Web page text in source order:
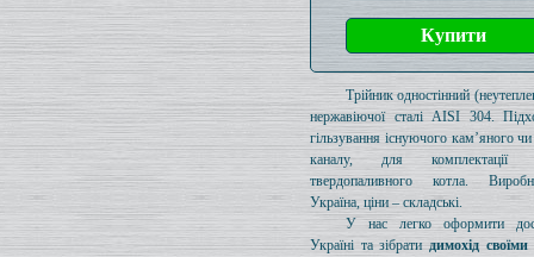
Трійник одностінний
нержавіючої сталі AISI 304.
гільзування існуючого кам’яного
каналу, для комплектації
твердопаливного котла.
Україна, ціни – складські.
У нас легко оформити
Україні та зібратидимохід